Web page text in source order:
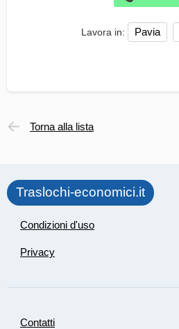
Lavora in: Pavia
Torna alla lista
Traslochi-economici.it
Condizioni d'uso
Privacy
Contatti